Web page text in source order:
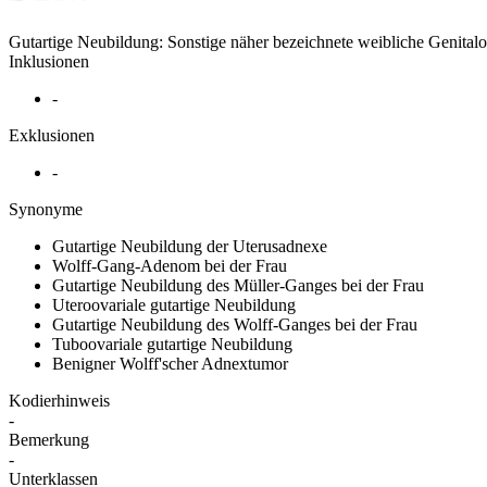
Gutartige Neubildung: Sonstige näher bezeichnete weibliche
Inklusionen
-
Exklusionen
-
Synonyme
Gutartige Neubildung der Uterusadnexe
Wolff-Gang-Adenom bei der Frau
Gutartige Neubildung des Müller-Ganges bei der Frau
Uteroovariale gutartige Neubildung
Gutartige Neubildung des Wolff-Ganges bei der Frau
Tuboovariale gutartige Neubildung
Benigner Wolff'scher Adnextumor
Kodierhinweis
-
Bemerkung
-
Unterklassen